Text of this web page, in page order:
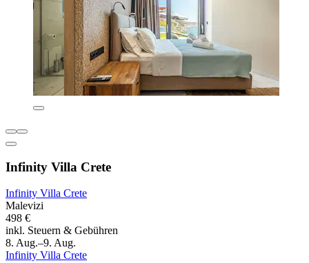
Infinity Villa Crete
Infinity Villa Crete
Malevizi
498 €
inkl. Steuern & Gebühren
8. Aug.–9. Aug.
Infinity Villa Crete